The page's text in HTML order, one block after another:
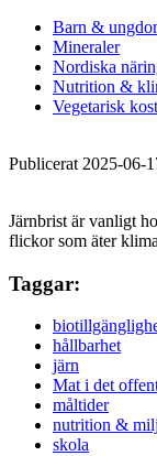
Barn &
Mineraler
Nordiska
Nutrition &
Vegetarisk kost
Publicerat 2025-06-
Järnbrist är vanligt
flickor som äter
Taggar:
hållbarhet
järn
Mat i det
måltider
nutrition &
skola